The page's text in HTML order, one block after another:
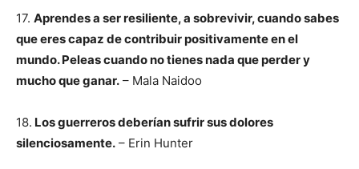
17. Aprendes a ser resiliente, a sobrevivir, cuando sabes
que eres capaz de contribuir positivamente en el
mundo. Peleas cuando no tienes nada que perder y
mucho que ganar. – Mala Naidoo
18. Los guerreros deberían sufrir sus dolores
silenciosamente. – Erin Hunter